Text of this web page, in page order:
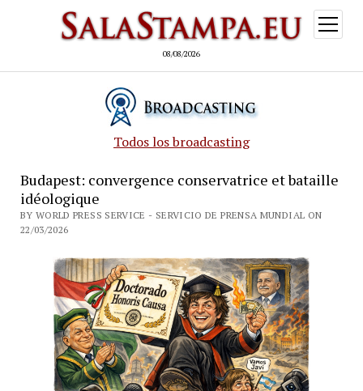
08/08/2026
open
menu
Todos los broadcasting
Budapest: convergence conservatrice et bataille
idéologique
BY WORLD PRESS SERVICE - SERVICIO DE PRENSA MUNDIAL ON
22/03/2026